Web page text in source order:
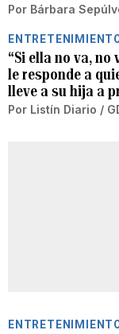
Por Bárbara
“Si ella no va, no
le responde a
lleve a su hija a
Por Listín Diario /